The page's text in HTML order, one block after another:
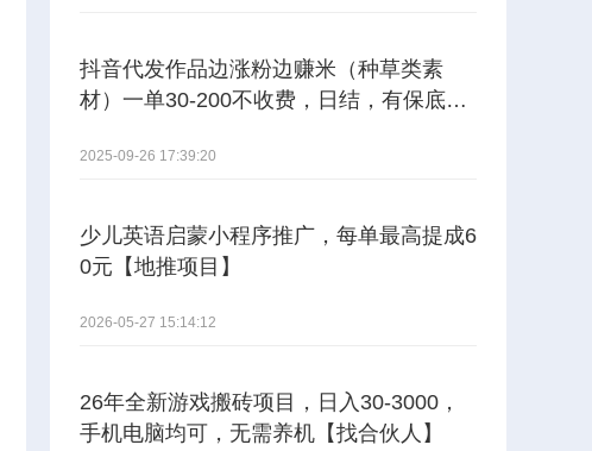
抖音代发作品边涨粉边赚米（种草类素
材）一单30-200不收费，日结，有保底。
2025-09-26 17:39:20
少儿英语启蒙小程序推广，每单最高提成6
0元【地推项目】
2026-05-27 15:14:12
26年全新游戏搬砖项目，日入30-3000，
手机电脑均可，无需养机【找合伙人】